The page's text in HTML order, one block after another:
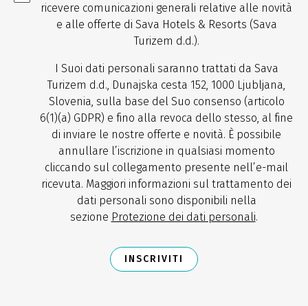
ricevere comunicazioni generali relative alle novità
e alle offerte di Sava Hotels & Resorts (Sava
Turizem d.d.).
I Suoi dati personali saranno trattati da Sava
Turizem d.d., Dunajska cesta 152, 1000 Ljubljana,
Slovenia, sulla base del Suo consenso (articolo
6(1)(a) GDPR) e fino alla revoca dello stesso, al fine
di inviare le nostre offerte e novità. È possibile
annullare l’iscrizione in qualsiasi momento
cliccando sul collegamento presente nell’e-mail
ricevuta. Maggiori informazioni sul trattamento dei
dati personali sono disponibili nella
sezione Protezione dei dati personali.
INSCRIVITI